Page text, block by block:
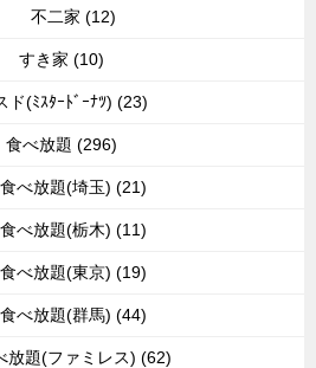
不二家 (12)
すき家 (10)
ド(ﾐｽﾀｰﾄﾞｰﾅﾂ) (23)
食べ放題 (296)
食べ放題(埼玉) (21)
食べ放題(栃木) (11)
食べ放題(東京) (19)
食べ放題(群馬) (44)
放題(ファミレス) (62)